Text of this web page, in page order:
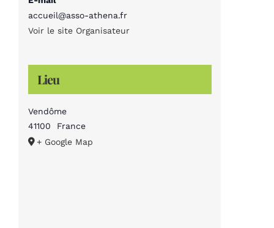
accueil@asso-athena.fr
Voir le site Organisateur
Lieu
Vendôme
41100
France
+ Google Map